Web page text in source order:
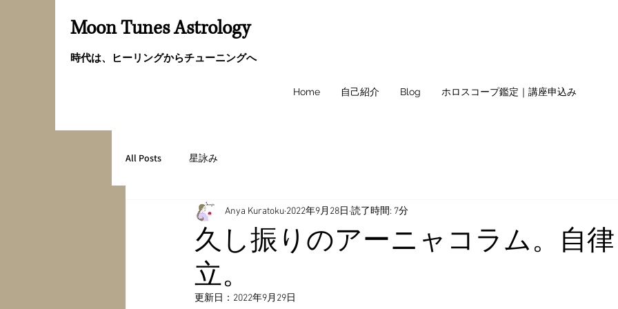
Moon Tunes Astrology
時代は、ヒーリングからチューニングへ
Home 自己紹介 Blog ホロスコープ鑑定｜講座申込み
All Posts 星詠み
久し振りのアーニャコラム。自
立。
Anya Kuratoku 2022年9月28日 読了時間: 7分
更新日： 2022年9月29日